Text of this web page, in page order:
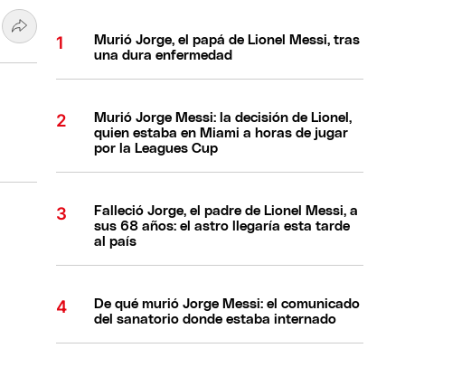
Murió Jorge, el papá de Lionel Messi, tras
una dura enfermedad
Murió Jorge Messi: la decisión de Lionel,
quien estaba en Miami a horas de jugar
por la Leagues Cup
Falleció Jorge, el padre de Lionel Messi, a
sus 68 años: el astro llegaría esta tarde
al país
De qué murió Jorge Messi: el comunicado
del sanatorio donde estaba internado